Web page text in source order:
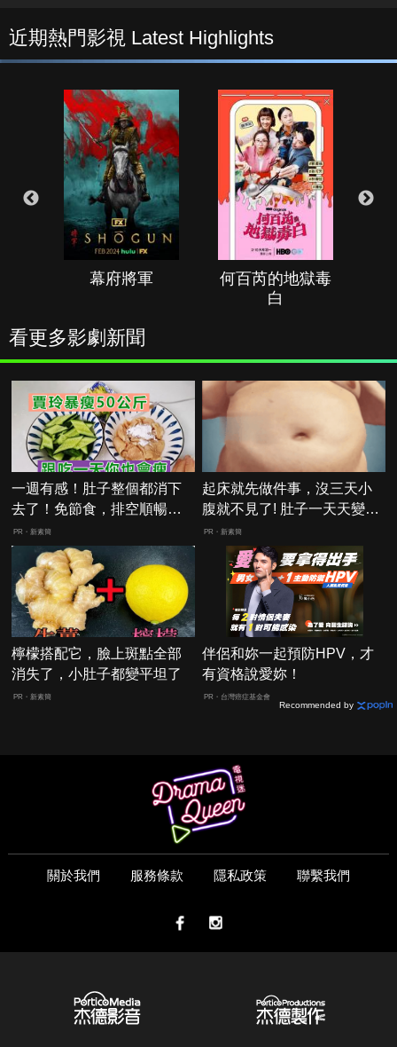
近期熱門影視 Latest Highlights
幕府將軍
何百芮的地獄毒
白
看更多影劇新聞
一週有感！肚子整個都消下
去了！免節食，排空順暢就
夠
PR・新素簡
起床就先做件事，沒三天小
腹就不見了! 肚子一天天變
小！
PR・新素簡
檸檬搭配它，臉上斑點全部
消失了，小肚子都變平坦了
PR・新素簡
伴侶和妳一起預防HPV，才
有資格說愛妳！
PR・台灣癌症基金會
Recommended by
關於我們 服務條款 隱私政策 聯繫我們